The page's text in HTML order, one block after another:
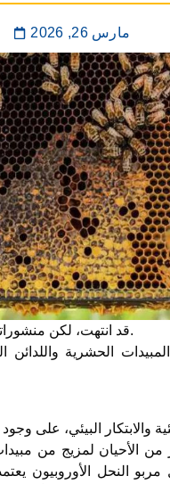
مارس 26, 2026
قد انتهت، لكن منشوراتها لا تزال مستمرة.
الأحيان لمزيج من
النحل الأوروبيون